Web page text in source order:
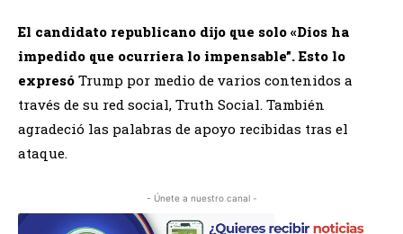
El candidato republicano dijo que solo «Dios ha
impedido que ocurriera lo impensable”. Esto lo
expresó Trump por medio de varios contenidos a
través de su red social, Truth Social. También
agradeció las palabras de apoyo recibidas tras el
ataque.
- Únete a nuestro canal -